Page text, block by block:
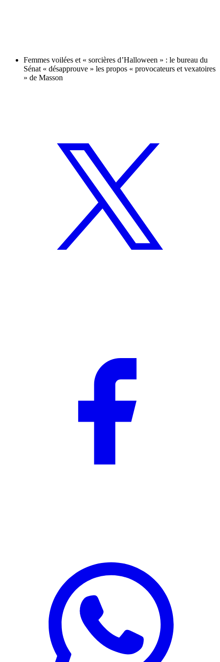
Femmes voilées et « sorcières d’Halloween » : le bureau du
Sénat « désapprouve » les propos « provocateurs et vexatoires
» de Masson